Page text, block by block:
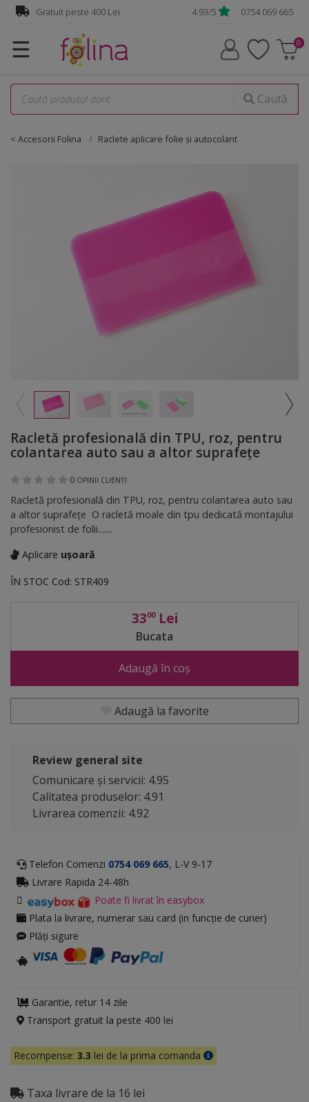
Gratuit peste 400 Lei 4.93/5 0754 069 665
☰
Caută
< Accesorii Folina Raclete aplicare folie şi autocolant
Racletă profesională din TPU, roz, pentru
colantarea auto sau a altor suprafețe
0 OPINII CLIENȚI
Racletă profesională din TPU, roz, pentru colantarea auto sau
a altor suprafețe O racletă moale din tpu dedicată montajului
profesionist de folii.......
Aplicare ușoară
ÎN STOC Cod: STR409
3300Lei
Bucata
Adaugă în coș
Adaugă la favorite
Review general site
Comunicare și servicii: 4.95
Calitatea produselor: 4.91
Livrarea comenzii: 4.92
Telefon Comenzi 0754 069 665, L-V 9-17
Livrare Rapida 24-48h
Poate fi livrat în easybox
Plata la livrare, numerar sau card (in funcție de curier)
Plăți sigure
Garantie, retur 14 zile
Transport gratuit la peste 400 lei
Recompense: 3.3 lei de la prima comanda
Taxa livrare de la 16 lei